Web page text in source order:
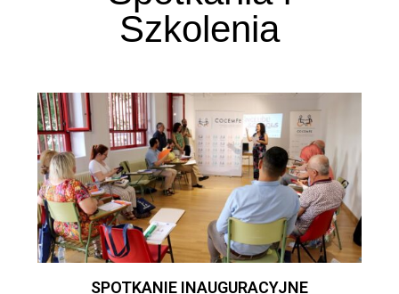
Szkolenia
SPOTKANIE INAUGURACYJNE